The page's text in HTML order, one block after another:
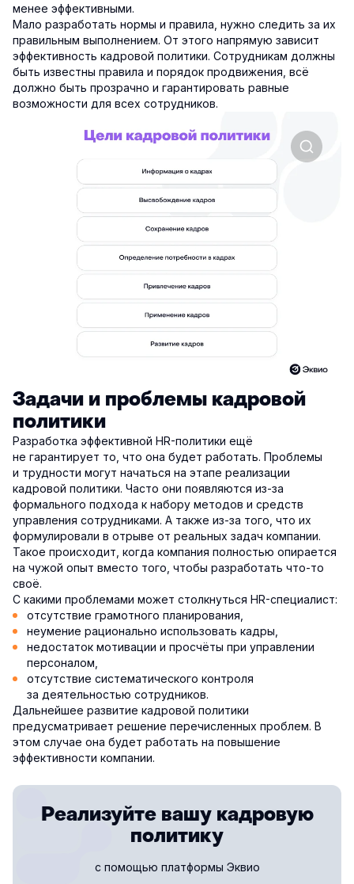
менее эффективными.
Мало разработать нормы и правила, нужно следить за их
правильным выполнением. От этого напрямую зависит
эффективность кадровой политики. Сотрудникам должны
быть известны правила и порядок продвижения, всё
должно быть прозрачно и гарантировать равные
возможности для всех сотрудников.
Задачи и проблемы кадровой
политики
Разработка эффективной HR-политики ещё
не гарантирует то, что она будет работать. Проблемы
и трудности могут начаться на этапе реализации
кадровой политики. Часто они появляются из-за
формального подхода к набору методов и средств
управления сотрудниками. А также из-за того, что их
формулировали в отрыве от реальных задач компании.
Такое происходит, когда компания полностью опирается
на чужой опыт вместо того, чтобы разработать что-то
своё.
С какими проблемами может столкнуться HR-специалист:
отсутствие грамотного планирования,
неумение рационально использовать кадры,
недостаток мотивации и просчёты при управлении
персоналом,
отсутствие систематического контроля
за деятельностью сотрудников.
Дальнейшее развитие кадровой политики
предусматривает решение перечисленных проблем. В
этом случае она будет работать на повышение
эффективности компании.
Реализуйте вашу кадровую
политику
с помощью платформы Эквио